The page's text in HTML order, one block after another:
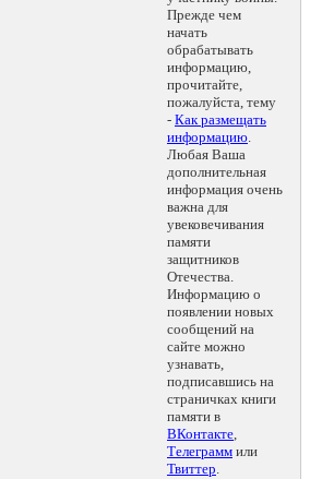
Прежде чем
начать
обрабатывать
информацию,
прочитайте,
пожалуйста, тему
- Как размещать
информацию.
Любая Ваша
дополнительная
информация очень
важна для
увековечивания
памяти
защитников
Отечества.
Информацию о
появлении новых
сообщений на
сайте можно
узнавать,
подписавшись на
страничках книги
памяти в
ВКонтакте,
Телеграмм или
Твиттер.